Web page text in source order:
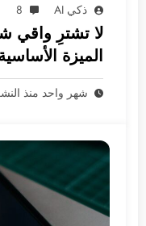
ذكي AI 8
لا تشترِ واقي
الميزة
شهر واحد منذ